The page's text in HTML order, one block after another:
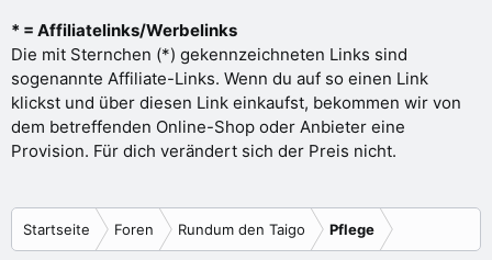
* = Affiliatelinks/Werbelinks
Die mit Sternchen (*) gekennzeichneten Links sind
sogenannte Affiliate-Links. Wenn du auf so einen Link
klickst und über diesen Link einkaufst, bekommen wir von
dem betreffenden Online-Shop oder Anbieter eine
Provision. Für dich verändert sich der Preis nicht.
Startseite Foren Rundum den Taigo Pflege